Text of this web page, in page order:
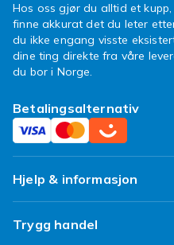
Hos oss gjør du alltid et
finne akkurat det du leter
du ikke engang visste
dine ting direkte fra våre
du bor i Norge.
Betalingsalternativ
Hjelp & informasjon
Ofte stilte spørsmål
Trygg handel